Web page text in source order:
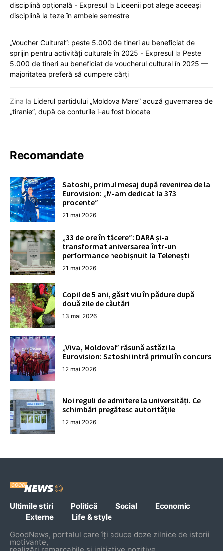
disciplină opțională - Expresul la Liceenii pot alege aceeași
disciplină la teze în ambele semestre
„Voucher Cultural”: peste 5.000 de tineri au beneficiat de
sprijin pentru activități culturale în 2025 - Expresul la Peste
5.000 de tineri au beneficiat de voucherul cultural în 2025 —
majoritatea preferă să cumpere cărți
Zina la Liderul partidului „Moldova Mare” acuză guvernarea de
„tiranie”, după ce conturile i-au fost blocate
Recomandate
Satoshi, primul mesaj după revenirea de la
Eurovision: „M-am dedicat la 373
procente”
21 mai 2026
„33 de ore în tăcere”: DARA și-a
transformat aniversarea într-un
performance neobișnuit la Telenești
21 mai 2026
Copil de 5 ani, găsit viu în pădure după
două zile de căutări
13 mai 2026
„Viva, Moldova!” răsună astăzi la
Eurovision: Satoshi intră primul în concurs
12 mai 2026
Noi reguli de admitere la universități. Ce
schimbări pregătesc autoritățile
12 mai 2026
Ultimile stiri Politică Social
Economic
Externe
Life & style
GoodNews, portalul care îți aduce doze zilnice de istorii
motivante,
realizări remarcabile și inițiative pozitive.